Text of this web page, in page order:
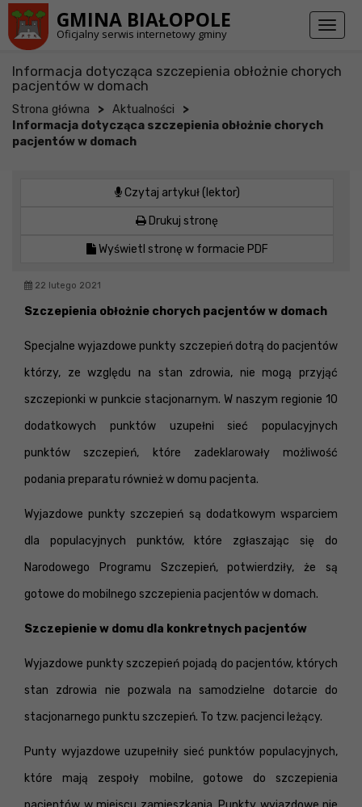
GMINA BIAŁOPOLE
Oficjalny serwis internetowy gminy
Toggle
Informacja dotycząca szczepienia obłożnie chorych
pacjentów w domach
Strona główna > Aktualności >
Informacja dotycząca szczepienia obłożnie chorych
pacjentów w domach
Czytaj artykuł (lektor)
Drukuj stronę
Wyświetl stronę w formacie PDF
22 lutego 2021
Szczepienia obłożnie chorych pacjentów w domach
Specjalne wyjazdowe punkty szczepień dotrą do pacjentów
którzy, ze względu na stan zdrowia, nie mogą przyjąć
szczepionki w punkcie stacjonarnym. W naszym regionie 10
dodatkowych punktów uzupełni sieć populacyjnych
punktów szczepień, które zadeklarowały możliwość
podania preparatu również w domu pacjenta.
Wyjazdowe punkty szczepień są dodatkowym wsparciem
dla populacyjnych punktów, które zgłaszając się do
Narodowego Programu Szczepień, potwierdziły, że są
gotowe do mobilnego szczepienia pacjentów w domach.
Szczepienie w domu dla konkretnych pacjentów
Wyjazdowe punkty szczepień pojadą do pacjentów, których
stan zdrowia nie pozwala na samodzielne dotarcie do
stacjonarnego punktu szczepień. To tzw. pacjenci leżący.
Punty wyjazdowe uzupełniły sieć punktów populacyjnych,
które mają zespoły mobilne, gotowe do szczepienia